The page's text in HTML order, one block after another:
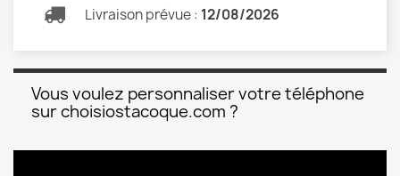
Livraison prévue : 12/08/2026
Vous voulez personnaliser votre téléphone
sur choisiostacoque.com ?